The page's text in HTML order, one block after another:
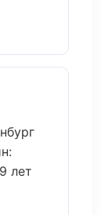
лет